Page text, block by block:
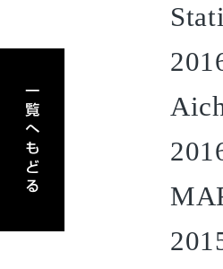
アーティスト一覧へもど